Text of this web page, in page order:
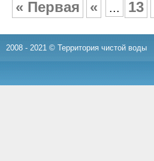
« Первая « ... 13
2008 - 2021 © Территория чистой воды